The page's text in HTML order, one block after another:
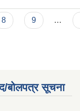
8 9 …
बोलपत्र सूचना